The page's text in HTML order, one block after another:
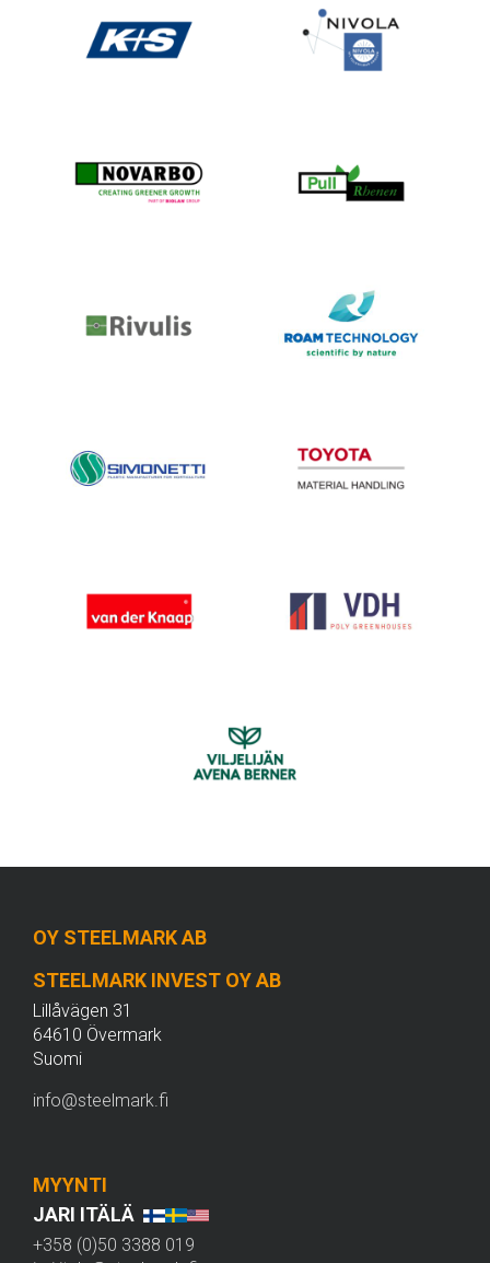
OY STEELMARK AB
STEELMARK INVEST OY AB
Lillåvägen 31
64610 Övermark
Suomi
info@steelmark.fi
MYYNTI
JARI ITÄLÄ
+358 (0)50 3388 019